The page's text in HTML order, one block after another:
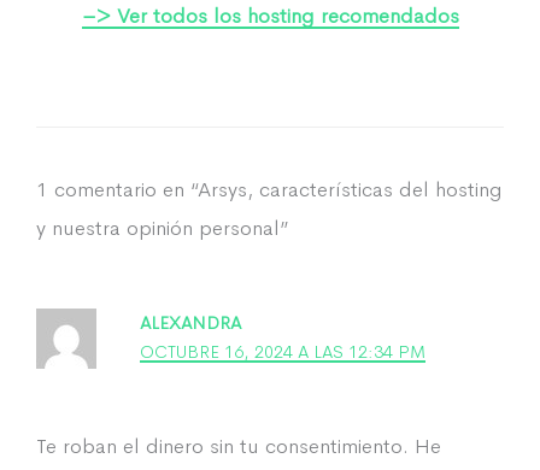
–> Ver todos los hosting recomendados
1 comentario en “Arsys, características del hosting
y nuestra opinión personal”
ALEXANDRA
OCTUBRE 16, 2024 A LAS 12:34 PM
Te roban el dinero sin tu consentimiento. He